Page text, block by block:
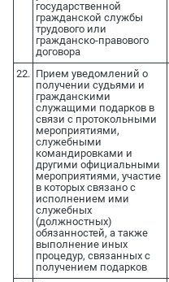
государственной
гражданской службы
трудового или
гражданско-правового
договора
22. Прием уведомлений о
получении судьями и
гражданскими
служащими подарков в
связи с протокольными
мероприятиями,
служебными
командировками и
другими официальными
мероприятиями, участие
в которых связано с
исполнением ими
служебных
(должностных)
обязанностей, а также
выполнение иных
процедур, связанных с
получением подарков